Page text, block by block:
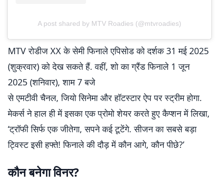
A post shared by MTV Roadies (@mtvroadies)
MTV रोडीज XX के सेमी फिनाले एपिसोड को दर्शक 31 मई 2025
(शुक्रवार) को देख सकते हैं. वहीं, शो का ग्रैंड फिनाले 1 जून
2025 (शनिवार), शाम 7 बजे
से एमटीवी चैनल, जियो सिनेमा और हॉटस्टार ऐप पर स्ट्रीम होगा.
मेकर्स ने हाल ही में इसका एक प्रोमो शेयर करते हुए कैप्शन में लिखा,
‘ट्रॉफी सिर्फ एक जीतेगा, सपने कई टूटेंगे. सीजन का सबसे बड़ा
ट्विस्ट इसी हफ्ते! फिनाले की दौड़ में कौन आगे, कौन पीछे?’
कौन बनेगा विनर?